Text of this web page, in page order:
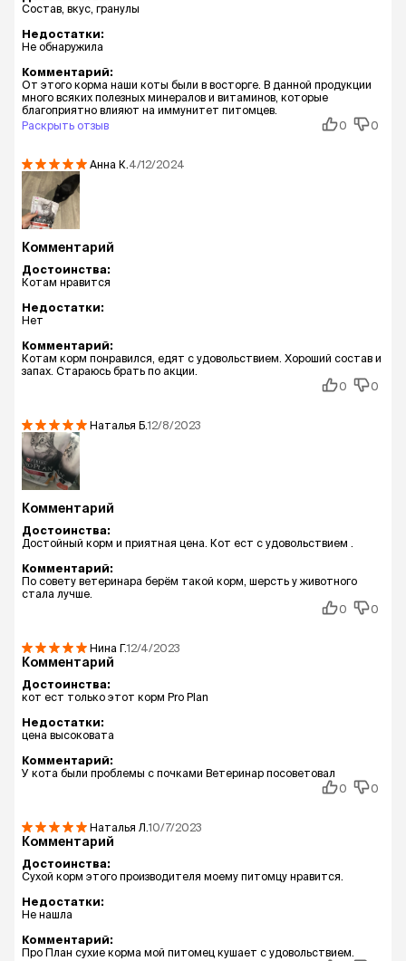
Состав, вкус, гранулы
Недостатки:
Не обнаружила
Комментарий:
От этого корма наши коты были в восторге. В данной продукции
много всяких полезных минералов и витаминов, которые
благоприятно влияют на иммунитет питомцев.
Раскрыть отзыв
0 0
Анна К. 4/12/2024
Комментарий
Достоинства:
Котам нравится
Недостатки:
Нет
Комментарий:
Котам корм понравился, едят с удовольствием. Хороший состав и
запах. Стараюсь брать по акции.
0
0
Наталья Б.12/8/2023
Комментарий
Достоинства:
Достойный корм и приятная цена. Кот ест с удовольствием .
Комментарий:
По совету ветеринара берём такой корм, шерсть у животного
стала лучше.
0
0
Нина Г.12/4/2023
Комментарий
Достоинства:
кот ест только этот корм Pro Plan
Недостатки:
цена высоковата
Комментарий:
У кота были проблемы с почками Ветеринар посоветовал
0
0
Наталья Л.10/7/2023
Комментарий
Достоинства:
Сухой корм этого производителя моему питомцу нравится.
Недостатки:
Не нашла
Комментарий:
Про План сухие корма мой питомец кушает с удовольствием.